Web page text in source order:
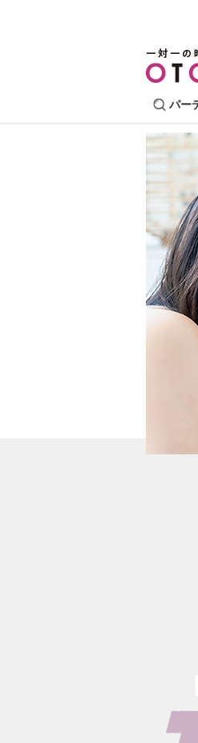
パー